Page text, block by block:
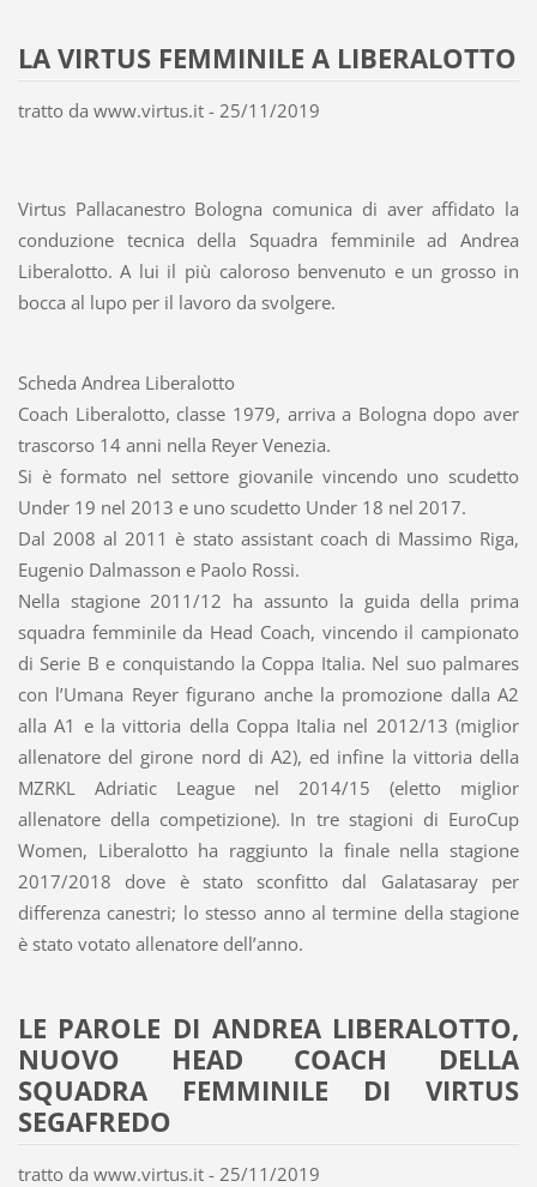
LA VIRTUS FEMMINILE A LIBERALOTTO
tratto da www.virtus.it - 25/11/2019
Virtus Pallacanestro Bologna comunica di aver affidato la
conduzione tecnica della Squadra femminile ad Andrea
Liberalotto. A lui il più caloroso benvenuto e un grosso in
bocca al lupo per il lavoro da svolgere.
Scheda Andrea Liberalotto
Coach Liberalotto, classe 1979, arriva a Bologna dopo aver
trascorso 14 anni nella Reyer Venezia.
Si è formato nel settore giovanile vincendo uno scudetto
Under 19 nel 2013 e uno scudetto Under 18 nel 2017.
Dal 2008 al 2011 è stato assistant coach di Massimo Riga,
Eugenio Dalmasson e Paolo Rossi.
Nella stagione 2011/12 ha assunto la guida della prima
squadra femminile da Head Coach, vincendo il campionato
di Serie B e conquistando la Coppa Italia. Nel suo palmares
con l’Umana Reyer figurano anche la promozione dalla A2
alla A1 e la vittoria della Coppa Italia nel 2012/13 (miglior
allenatore del girone nord di A2), ed infine la vittoria della
MZRKL Adriatic League nel 2014/15 (eletto miglior
allenatore della competizione). In tre stagioni di EuroCup
Women, Liberalotto ha raggiunto la finale nella stagione
2017/2018 dove è stato sconfitto dal Galatasaray per
differenza canestri; lo stesso anno al termine della stagione
è stato votato allenatore dell’anno.
LE PAROLE DI ANDREA LIBERALOTTO,
NUOVO HEAD COACH DELLA
SQUADRA FEMMINILE DI VIRTUS
SEGAFREDO
tratto da www.virtus.it - 25/11/2019